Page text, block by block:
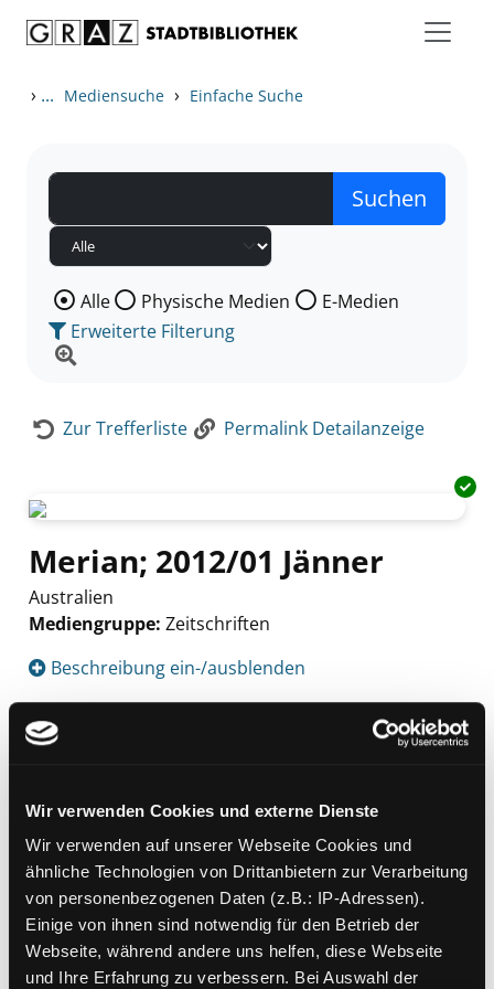
Wir verwenden Cookies und externe Dienste
Wir verwenden auf unserer Webseite Cookies und
ähnliche Technologien von Drittanbietern zur Verarbeitung
von personenbezogenen Daten (z.B.: IP-Adressen).
Einige von ihnen sind notwendig für den Betrieb der
Webseite, während andere uns helfen, diese Webseite
und Ihre Erfahrung zu verbessern. Bei Auswahl der
› ... Mediensuche › Einfache Suche
Wählen Sie die Medienart nach der Sie suchen wollen.
Alle Physische Medien
E-Medien
Erweiterte Filterung
Zur Trefferliste Permalink Detailanzeige
Merian; 2012/01 Jänner
Australien
Mediengruppe: Zeitschriften
Beschreibung ein-/ausblenden
Mehr Informationen ein-/ausblenden
Exemplare
Zweigstelle:Andritz
Signatur: Z MER
Standort 2: Ausleihe
Status: Verfügbar